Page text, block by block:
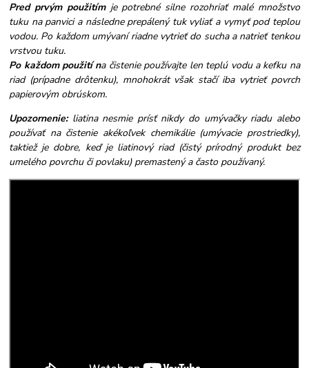
Pred prvým použitím je potrebné silne rozohriať malé množstvo
tuku na panvici a následne prepálený tuk vyliať a vymyť pod teplou
vodou. Po každom umývaní riadne vytrieť do sucha a natrieť tenkou
vrstvou tuku.
Po každom použití na čistenie používajte len teplú vodu a kefku na
riad (prípadne drôtenku), mnohokrát však stačí iba vytrieť povrch
papierovým obrúskom.
Upozornenie:liatina nesmie prísť nikdy do umývačky riadu alebo
používať na čistenie akékoľvek chemikálie (umývacie prostriedky),
taktiež je dobre, keď je liatinový riad (čistý prírodný produkt bez
umelého povrchu či povlaku) premastený a často používaný.